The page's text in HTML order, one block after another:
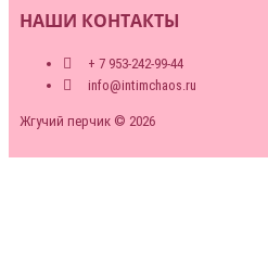
НАШИ КОНТАКТЫ
+ 7 953-242-99-44
info@intimchaos.ru
Жгучий перчик © 2026